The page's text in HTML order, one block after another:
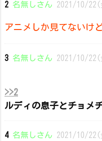
2 名無しさん 2021/10/22(
アニメしか見てないけ
3 名無しさん 2021/10/22(
>>2
ルディの息子とチョメ
4 名無しさん 2021/10/